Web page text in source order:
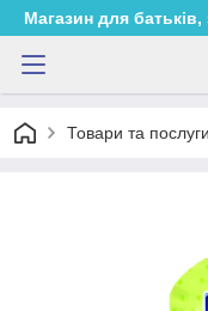
Магазин для
Товари та послуги